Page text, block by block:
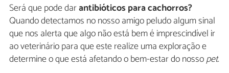
Será que pode darantibióticos para cachorros?
Quando detectamos no nosso amigo peludo algum sinal
que nos alerta que algo não está bem é imprescindível ir
ao veterinário para que este realize uma exploração e
determine o que está afetando o bem-estar do nossopet.